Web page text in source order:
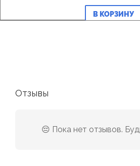
В КОРЗИНУ
Отзывы
😔 Пока нет отзывов.